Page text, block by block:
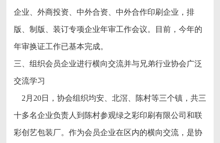
企业、外商投资、中外合资、中外合作印刷企业，排
版、制版、装订专项企业年审工作会议。目前，今年的
年审换证工作已基本完成。
三、组织会员企业进行横向交流并与兄弟行业协会广泛
交流学习
2月20日，协会组织均安、北滘、陈村等三个镇，共三
十多名企业负责人到陈村参观绿之彩印刷有限公司和联
彩创艺包装厂。作为会员企业在区内的横向交流，是协